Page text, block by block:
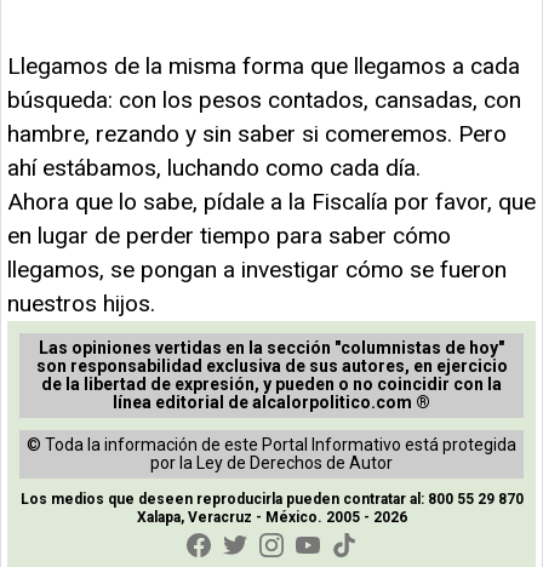
Llegamos de la misma forma que llegamos a cada
búsqueda: con los pesos contados, cansadas, con
hambre, rezando y sin saber si comeremos. Pero
ahí estábamos, luchando como cada día.
Ahora que lo sabe, pídale a la Fiscalía por favor, que
en lugar de perder tiempo para saber cómo
llegamos, se pongan a investigar cómo se fueron
nuestros hijos.
Las opiniones vertidas en la sección "columnistas de hoy"
son responsabilidad exclusiva de sus autores, en ejercicio
de la libertad de expresión, y pueden o no coincidir con la
línea editorial de alcalorpolitico.com ®
© Toda la información de este Portal Informativo está protegida
por la Ley de Derechos de Autor
Los medios que deseen reproducirla pueden contratar al: 800 55 29 870
Xalapa, Veracruz - México. 2005 - 2026